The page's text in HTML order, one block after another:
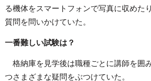
る機体をスマートフォンで写真に収めた
質問を問いかけていた。
一番難しい試験は？
格納庫を見学後は職種ごとに講師を囲
つさまざまな疑問をぶつけていた。